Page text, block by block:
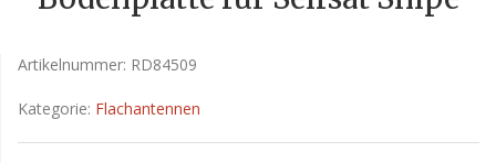
Artikelnummer: RD84509
Kategorie: Flachantennen